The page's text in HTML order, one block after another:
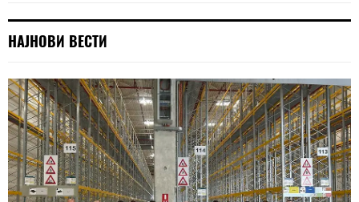
НАЈНОВИ ВЕСТИ